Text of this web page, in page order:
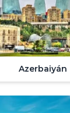
Azerbaiyán